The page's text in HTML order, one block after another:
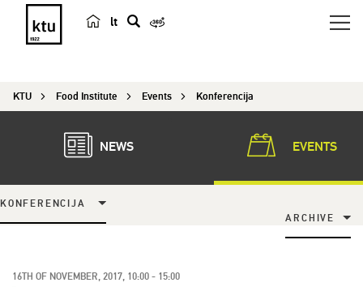
lt
h
KTU Food Institute Events Konferencija
NEWS EVENTS
KONFERENCIJA
ARCHIVE
16TH OF NOVEMBER, 2017, 10:00 - 15:00